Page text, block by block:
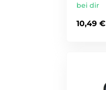
bei dir
10,49 €